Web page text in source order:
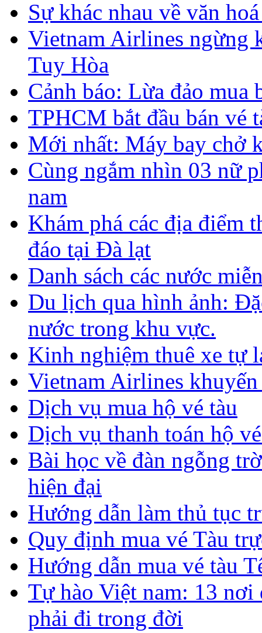
Sự khác nhau về văn
Vietnam Airlines ngừng
Tuy Hòa
Cảnh báo: Lừa đảo mua
TPHCM bắt đầu bán vé
Mới nhất: Máy bay chở
Cùng ngắm nhìn 03 nữ
nam
Khám phá các địa điểm
đáo tại Đà lạt
Danh sách các nước
Du lịch qua hình ảnh:
nước trong khu vực.
Kinh nghiệm thuê xe tự
Vietnam Airlines
Dịch vụ mua hộ vé tàu
Dịch vụ thanh toán hộ
Bài học về đàn ngỗng
hiện đại
Hướng dẫn làm thủ tục
Quy định mua vé Tàu
Hướng dẫn mua vé tàu
Tự hào Việt nam: 13
phải đi trong đời